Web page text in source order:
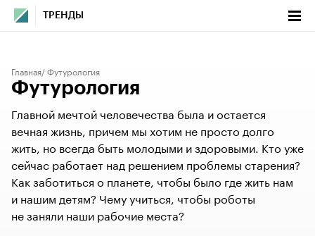
ТРЕНДЫ
Главная Футурология
Футурология
Главной мечтой человечества была и остается
вечная жизнь, причем мы хотим не просто долго
жить, но всегда быть молодыми и здоровыми. Кто уже
сейчас работает над решением проблемы старения?
Как заботиться о планете, чтобы было где жить нам
и нашим детям? Чему учиться, чтобы роботы
не заняли наши рабочие места?